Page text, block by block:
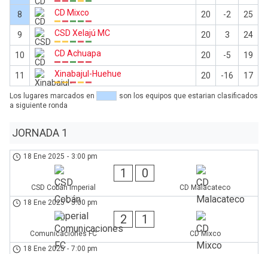
8 CD Mixco 20 -2 25
9 CSD Xelajú MC 20 3 24
10 CD Achuapa 20 -5 19
11 Xinabajul-Huehue 20 -16 17
Los lugares marcados en
son los equipos que estarian clasificados
a siguiente ronda
JORNADA 1
18 Ene 2025 - 3:00 pm
CSD Cobán Imperial
1 0
CD Malacateco
18 Ene 2025 - 5:00 pm
Comunicaciones FC
2 1
CD Mixco
18 Ene 2025 - 7:00 pm